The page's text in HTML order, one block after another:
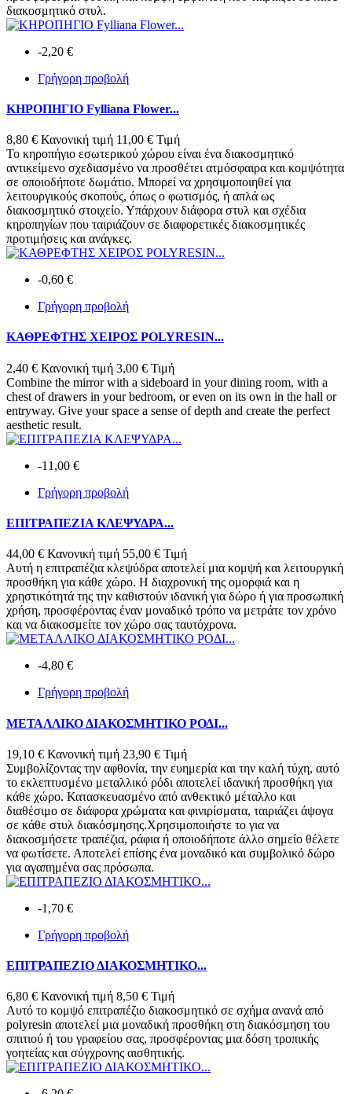
διακοσμητικό στυλ.
-2,20 €
Γρήγορη προβολή
ΚΗΡΟΠΗΓΙΟ Fylliana Flower...
8,80 € Κανονική τιμή 11,00 € Τιμή
Το κηροπήγιο εσωτερικού χώρου είναι ένα διακοσμητικό
αντικείμενο σχεδιασμένο να προσθέτει ατμόσφαιρα και κομψότητα
σε οποιοδήποτε δωμάτιο. Μπορεί να χρησιμοποιηθεί για
λειτουργικούς σκοπούς, όπως ο φωτισμός, ή απλά ως
διακοσμητικό στοιχείο. Υπάρχουν διάφορα στυλ και σχέδια
κηροπηγίων που ταιριάζουν σε διαφορετικές διακοσμητικές
προτιμήσεις και ανάγκες.
-0,60 €
Γρήγορη προβολή
ΚΑΘΡΕΦΤΗΣ ΧΕΙΡΟΣ POLYRESIN...
2,40 € Κανονική τιμή 3,00 € Τιμή
Combine the mirror with a sideboard in your dining room, with a
chest of drawers in your bedroom, or even on its own in the hall or
entryway. Give your space a sense of depth and create the perfect
aesthetic result.
-11,00 €
Γρήγορη προβολή
ΕΠΙΤΡΑΠΕΖΙΑ ΚΛΕΨΥΔΡΑ...
44,00 € Κανονική τιμή 55,00 € Τιμή
Αυτή η επιτραπέζια κλεψύδρα αποτελεί μια κομψή και λειτουργική
προσθήκη για κάθε χώρο. Η διαχρονική της ομορφιά και η
χρηστικότητά της την καθιστούν ιδανική για δώρο ή για προσωπική
χρήση, προσφέροντας έναν μοναδικό τρόπο να μετράτε τον χρόνο
και να διακοσμείτε τον χώρο σας ταυτόχρονα.
-4,80 €
Γρήγορη προβολή
ΜΕΤΑΛΛΙΚΟ ΔΙΑΚΟΣΜΗΤΙΚΟ ΡΟΔΙ...
19,10 € Κανονική τιμή 23,90 € Τιμή
Συμβολίζοντας την αφθονία, την ευημερία και την καλή τύχη, αυτό
το εκλεπτυσμένο μεταλλικό ρόδι αποτελεί ιδανική προσθήκη για
κάθε χώρο. Κατασκευασμένο από ανθεκτικό μέταλλο και
διαθέσιμο σε διάφορα χρώματα και φινιρίσματα, ταιριάζει άψογα
σε κάθε στυλ διακόσμησης.Χρησιμοποιήστε το για να
διακοσμήσετε τραπέζια, ράφια ή οποιοδήποτε άλλο σημείο θέλετε
να φωτίσετε. Αποτελεί επίσης ένα μοναδικό και συμβολικό δώρο
για αγαπημένα σας πρόσωπα.
-1,70 €
Γρήγορη προβολή
ΕΠΙΤΡΑΠΕΖΙΟ ΔΙΑΚΟΣΜΗΤΙΚΟ...
6,80 € Κανονική τιμή 8,50 € Τιμή
Αυτό το κομψό επιτραπέζιο διακοσμητικό σε σχήμα ανανά από
polyresin αποτελεί μια μοναδική προσθήκη στη διακόσμηση του
σπιτιού ή του γραφείου σας, προσφέροντας μια δόση τροπικής
γοητείας και σύγχρονης αισθητικής.